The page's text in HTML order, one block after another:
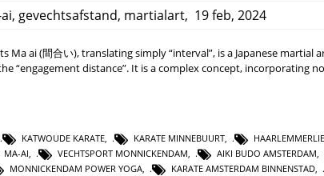
, gevechtsafstand, martialart, 19 feb, 2024
ai (間合い), translating simply “interval”, is a Japanese martial
“engagement distance”. It is a complex concept, incorporating
KATWOUDE KARATE, KARATE MINNEBUURT,
MA-AI, VECHTSPORT MONNICKENDAM, AIKI BUDO AMSTERDAM,
MONNICKENDAM POWER YOGA, KARATE AMSTERDAM BINNENSTAD,